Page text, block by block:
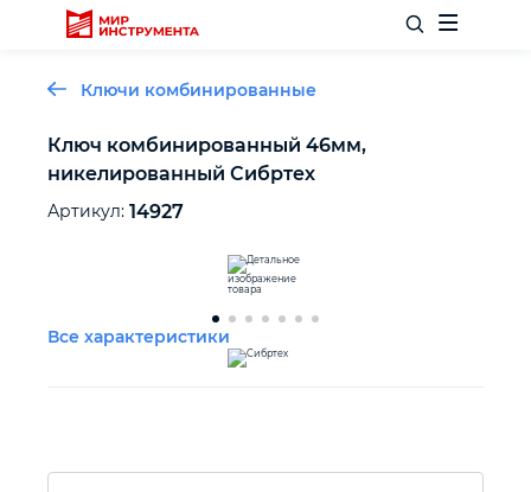
Отделочный инструмент
Столярный инструмент
Ключи комбинированные
Ключ комбинированный 46мм,
никелированный Сибртех
Артикул: 14927
Все характеристики